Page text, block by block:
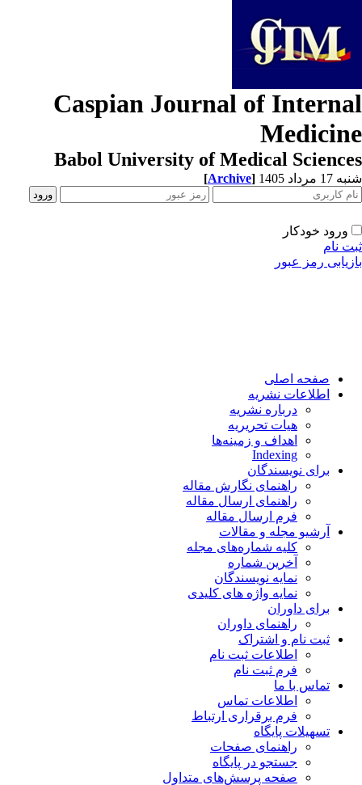
Caspian Journal of
Babol University of Medical
مرداد 1405 [Archive]
ورود خودکار
نام
رمز عبور
صفحه اصلی
اطلاعات نشریه
درباره نشریه
هیات تحریریه
اهداف و زمینه‌ها
Indexing
برای نویسندگان
راهنمای نگارش مقاله
راهنمای ارسال مقاله
فرم ارسال مقاله
آرشیو مجله و مقالات
کلیه شماره‌های مجله
آخرین شماره
نمایه نویسندگان
نمایه واژه های کلیدی
برای داوران
راهنمای داوران
ثبت نام و اشتراک
اطلاعات ثبت نام
فرم ثبت نام
تماس با ما
اطلاعات تماس
فرم برقراری ارتباط
تسهیلات پایگاه
راهنمای صفحات
جستجو در پایگاه
صفحه پرسش‌های متداول